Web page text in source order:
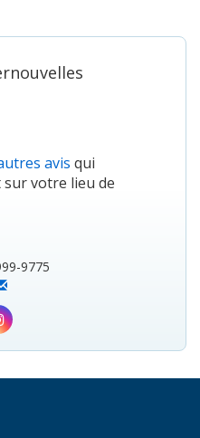
avis qui
votre lieu de
9775
Instagram
icon